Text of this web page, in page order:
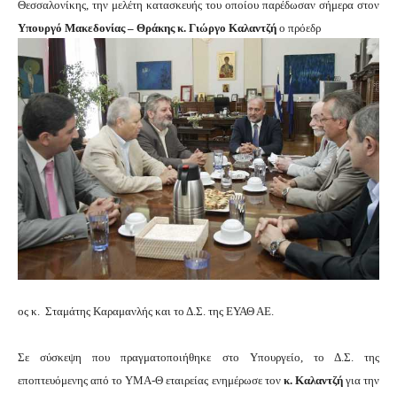
Θεσσαλονίκης, την μελέτη κατασκευής του οποίου παρέδωσαν σήμερα στον
Υπουργό Μακεδονίας – Θράκης κ. Γιώργο Καλαντζή ο πρόεδρ
ος κ. Σταμάτης Καραμανλής και το Δ.Σ. της ΕΥΑΘ ΑΕ.
Σε σύσκεψη που πραγματοποιήθηκε στο Υπουργείο, το Δ.Σ. της
εποπτευόμενης από το ΥΜΑ-Θ εταιρείας ενημέρωσε τον κ. Καλαντζή για την